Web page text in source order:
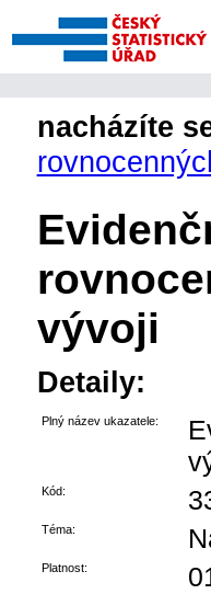
nacházíte
vývoji
Detaily:
Plný název ukazatele:
Kód:
Téma:
Platnost: